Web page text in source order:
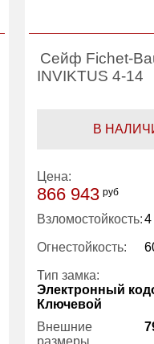
Сейф Fichet-
INVIKTUS 4-14
В
Цена:
866 943 руб
Взломостойкость:4
Огнестойкость:
Тип замка:
Электронный
Ключевой
Внешние
размеры